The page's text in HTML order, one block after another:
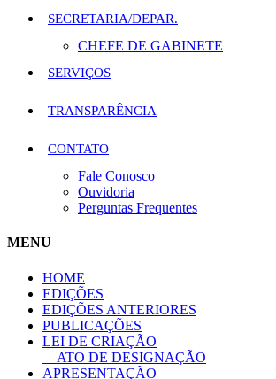
SECRETARIA/DEPAR.
CHEFE DE GABINETE
SERVIÇOS
TRANSPARÊNCIA
CONTATO
Fale Conosco
Ouvidoria
Perguntas Frequentes
MENU
HOME
EDIÇÕES
EDIÇÕES ANTERIORES
PUBLICAÇÕES
LEI DE CRIAÇÃO
ATO DE DESIGNAÇÃO
APRESENTAÇÃO